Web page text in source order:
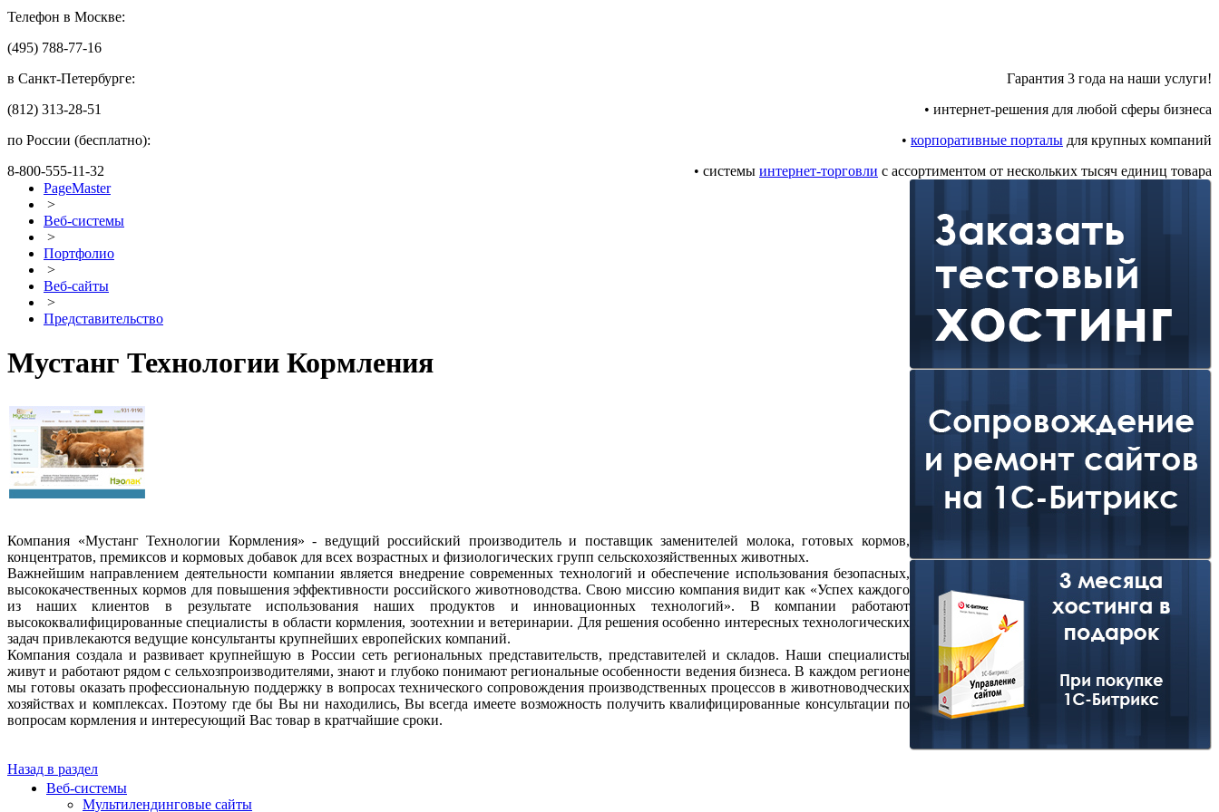
Телефон в Москве:
(495) 788-77-16
в Санкт-Петербурге:
(812) 313-28-51
по России (бесплатно):
8-800-555-11-32
Гарантия 3 года на наши услуги!
• интернет-решения для любой сферы бизнеса
• корпоративные порталы для крупных компаний
• системы интернет-торговли с ассортиментом от нескольких тысяч единиц товара
PageMaster
>
Веб-системы
>
Портфолио
>
Веб-сайты
>
Представительство
Мустанг Технологии Кормления
Компания «Мустанг Технологии Кормления» - ведущий российский производитель и поставщик заменителей молока, готовых кормов,
концентратов, премиксов и кормовых добавок для всех возрастных и физиологических групп сельскохозяйственных животных.
Важнейшим направлением деятельности компании является внедрение современных технологий и обеспечение использования безопасных,
высококачественных кормов для повышения эффективности российского животноводства. Свою миссию компания видит как «Успех каждого
из наших клиентов в результате использования наших продуктов и инновационных технологий». В компании работают
высококвалифицированные специалисты в области кормления, зоотехнии и ветеринарии. Для решения особенно интересных технологических
задач привлекаются ведущие консультанты крупнейших европейских компаний.
Компания создала и развивает крупнейшую в России сеть региональных представительств, представителей и складов. Наши специалисты
живут и работают рядом с сельхозпроизводителями, знают и глубоко понимают региональные особенности ведения бизнеса. В каждом регионе
мы готовы оказать профессиональную поддержку в вопросах технического сопровождения производственных процессов в животноводческих
хозяйствах и комплексах. Поэтому где бы Вы ни находились, Вы всегда имеете возможность получить квалифицированные консультации по
вопросам кормления и интересующий Вас товар в кратчайшие сроки.
Назад в раздел
Веб-системы
Мультилендинговые сайты